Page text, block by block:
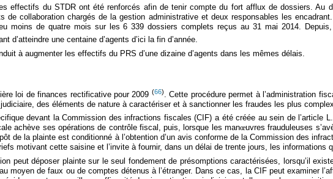
effectifs du STDR ont été renforcés afin de tenir compte du fort afflux de dossiers. Au
de collaboration chargés de la gestion administrative et deux responsables les
moins de quatre mois sur les 6 339 dossiers complets reçus au 31 mai 2014.
une centaine d’agents d’ici la fin d’année.
à augmenter les effectifs du PRS d’une dizaine d’agents dans les mêmes délais.
loi de finances rectificative pour 2009 (66)
. Cette procédure permet à l’administration
des éléments de nature à caractériser et à sanctionner les fraudes les plus
devant la Commission des infractions fiscales (CIF) a été créée au sein de l’article
achève ses opérations de contrôle fiscal, puis, lorsque les manœuvres frauduleuses
de la plainte est conditionné à l’obtention d’un avis conforme de la Commission des
motivant cette saisine et l’invite à fournir, dans un délai de trente jours, les informations
peut déposer plainte sur le seul fondement de présomptions caractérisées, lorsqu’il
moyen de faux ou de comptes détenus à l’étranger. Dans ce cas, la CIF peut examiner